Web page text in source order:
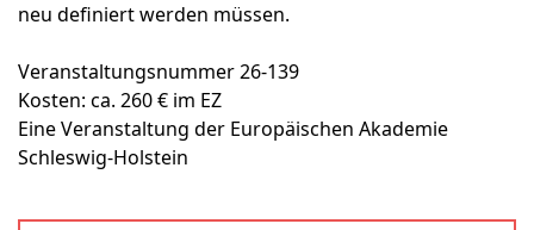
neu definiert werden müssen.
Veranstaltungsnummer 26-139
Kosten: ca. 260 € im EZ
Eine Veranstaltung der Europäischen Akademie
Schleswig-Holstein